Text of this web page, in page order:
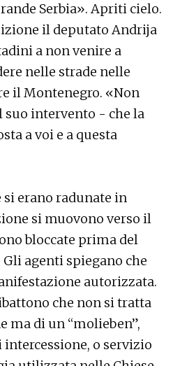
Serbia». Apriti cielo.
il deputato Andrija
a non venire a
nelle strade nelle
il Montenegro. «Non
suo intervento - che la
a voi e a questa
si erano radunate in
si muovono verso il
bloccate prima del
agenti spiegano che
autorizzata.
che non si tratta
ma di un “molieben”,
o servizio